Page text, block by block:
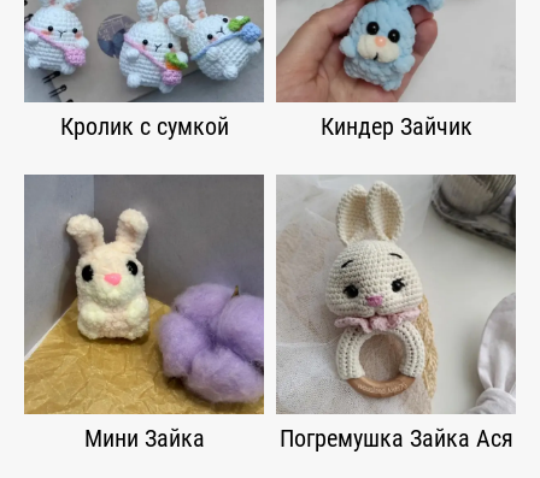
Кролик с сумкой Киндер Зайчик
Мини Зайка Погремушка Зайка Ася